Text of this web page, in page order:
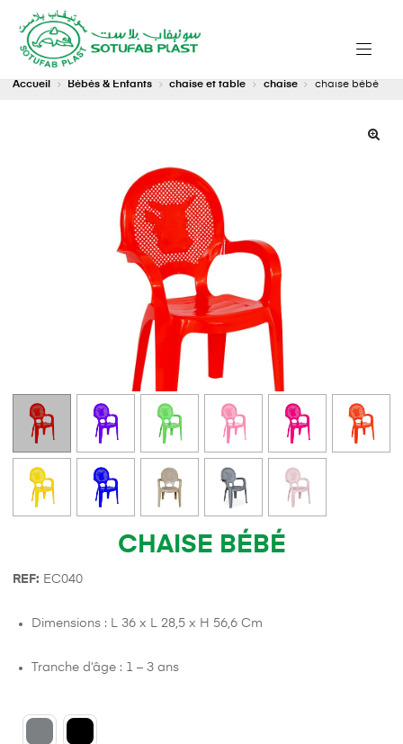
Accueil Bébés & Enfants chaise et table chaise chaise bébé
CHAISE BÉBÉ
REF: EC040
Dimensions : L 36 x L 28,5 x H 56,6 Cm
Tranche d’âge : 1 – 3 ans